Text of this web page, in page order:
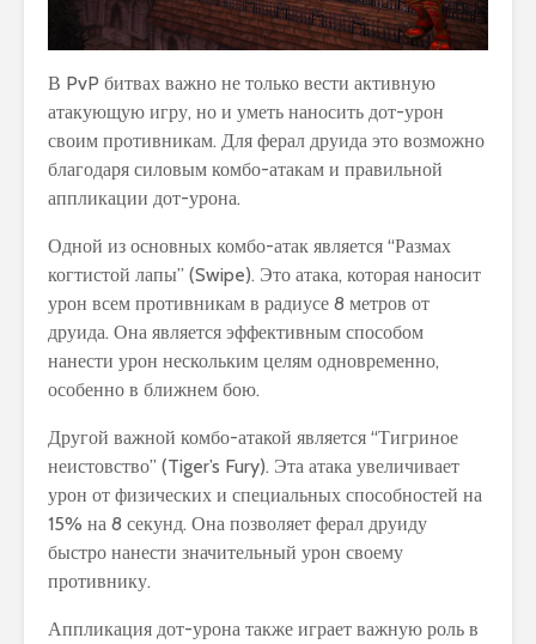
В PvP битвах важно не только вести активную
атакующую игру, но и уметь наносить дот-урон
своим противникам. Для ферал друида это возможно
благодаря силовым комбо-атакам и правильной
аппликации дот-урона.
Одной из основных комбо-атак является “Размах
когтистой лапы” (Swipe). Это атака, которая наносит
урон всем противникам в радиусе 8 метров от
друида. Она является эффективным способом
нанести урон нескольким целям одновременно,
особенно в ближнем бою.
Другой важной комбо-атакой является “Тигриное
неистовство” (Tiger’s Fury). Эта атака увеличивает
урон от физических и специальных способностей на
15% на 8 секунд. Она позволяет ферал друиду
быстро нанести значительный урон своему
противнику.
Аппликация дот-урона также играет важную роль в